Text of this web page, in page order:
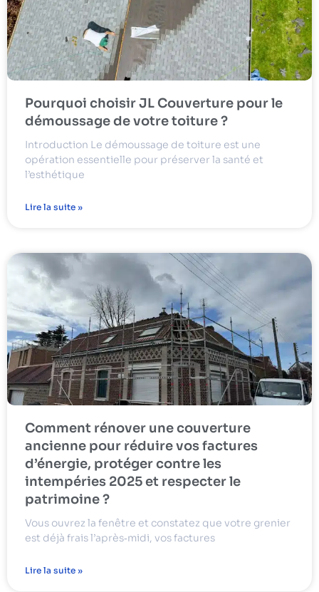
Pourquoi choisir JL Couverture pour le
démoussage de votre toiture ?
Introduction Le démoussage de toiture est une
opération essentielle pour préserver la santé et
l’esthétique
Lire la suite »
Comment rénover une couverture
ancienne pour réduire vos factures
d’énergie, protéger contre les
intempéries 2025 et respecter le
patrimoine ?
Vous ouvrez la fenêtre et constatez que votre grenier
est déjà frais l’après‑midi, vos factures
Lire la suite »